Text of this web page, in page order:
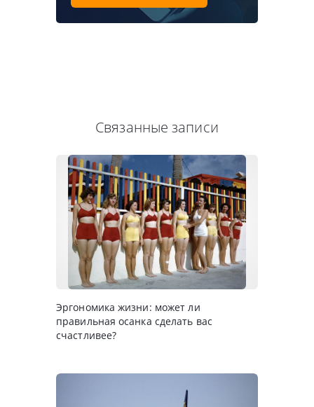
Связанные записи
Эргономика жизни: может ли
правильная осанка сделать вас
счастливее?